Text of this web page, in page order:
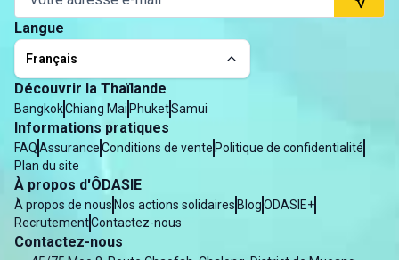
Langue
Français
Découvrir la Thaïlande
BangkokChiang Mai PhuketSamui
Informations pratiques
FAQAssuranceConditions de vente Politique de confidentialité
Plan du site
À propos d'ÔDASIE
À propos de nous Nos actions solidaires BlogODASIE+
RecrutementContactez-nous
Contactez-nous